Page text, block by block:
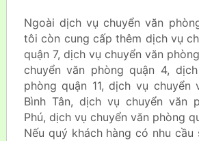
Ngoài dịch vụ chuyển văn
tôi còn cung cấp thêm dịch vụ
quận 7, dịch vụ chuyển văn
chuyển văn phòng quận 4,
phòng quận 11, dịch vụ chuyển
Bình Tân, dịch vụ chuyển văn
Phú, dịch vụ chuyển văn phòng
Nếu quý khách hàng có nhu